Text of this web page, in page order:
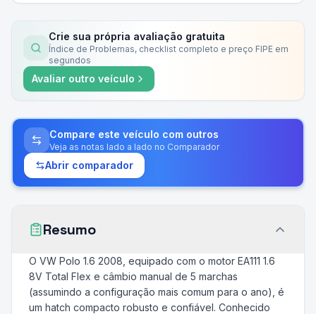
Crie sua própria avaliação gratuita
Índice de Problemas, checklist completo e preço FIPE em
segundos
Avaliar outro veículo
Compare este veículo com outros
Veja as notas lado a lado no Comparador
Abrir comparador
Resumo
O VW Polo 1.6 2008, equipado com o motor EA111 1.6
8V Total Flex e câmbio manual de 5 marchas
(assumindo a configuração mais comum para o ano), é
um hatch compacto robusto e confiável. Conhecido